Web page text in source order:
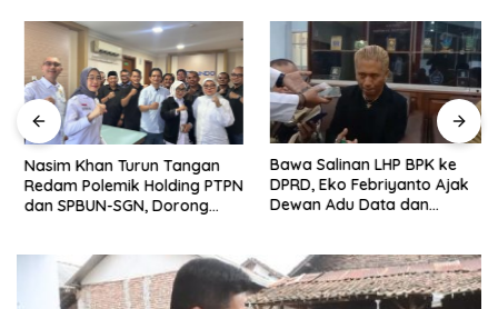
Nasim Khan Turun Tangan
Redam Polemik Holding PTPN
dan SPBUN-SGN, Dorong
Bawa Salinan LHP BPK ke
DPRD, Eko Febriyanto Ajak
Dewan Adu Data dan